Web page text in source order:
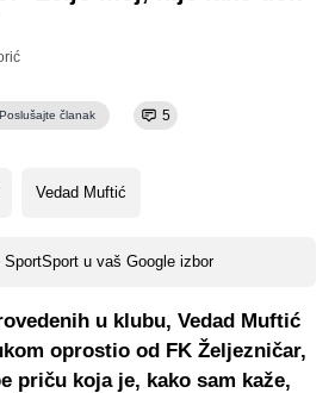
Poslušajte članak 5
Vedad Muftić
SportSport u vaš Google izbor
u klubu, Vedad Muftić
oprostio od FK Željezničar,
priču koja je, kako sam kaže,